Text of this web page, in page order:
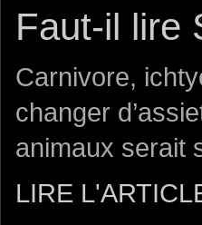
Faut-il lire
Carnivore,
changer
animaux serait
LIRE